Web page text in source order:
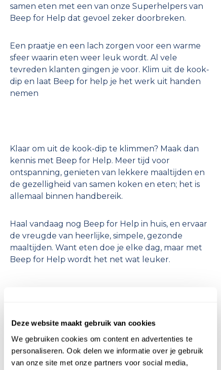
Deze website maakt gebruik van cookies
We gebruiken cookies om content en advertenties te
personaliseren. Ook delen we informatie over je gebruik
van onze site met onze partners voor social media,
samen eten met een van onze Superhelpers van
Beep for Help dat gevoel zeker doorbreken.
Een praatje en een lach zorgen voor een warme
sfeer waarin eten weer leuk wordt. Al vele
tevreden klanten gingen je voor. Klim uit de kook-
dip en laat Beep for help je het werk uit handen
nemen
Klaar om uit de kook-dip te klimmen? Maak dan
kennis met Beep for Help. Meer tijd voor
ontspanning, genieten van lekkere maaltijden en
de gezelligheid van samen koken en eten; het is
allemaal binnen handbereik.
Haal vandaag nog Beep for Help in huis, en ervaar
de vreugde van heerlijke, simpele, gezonde
maaltijden. Want eten doe je elke dag, maar met
Beep for Help wordt het net wat leuker.
Meer informatie